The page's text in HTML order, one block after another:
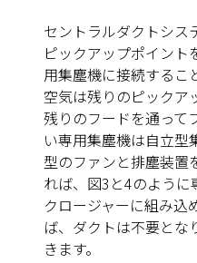
セントラルダクトシス
ピックアップポイント
用集塵機に接続するこ
空気は残りのピックア
残りのフードを通って
い専用集塵機は自立型
型のファンと排塵装置
れば、 図3と4のように
クロージャーに組み込
ば、ダクトは不要とな
きます。